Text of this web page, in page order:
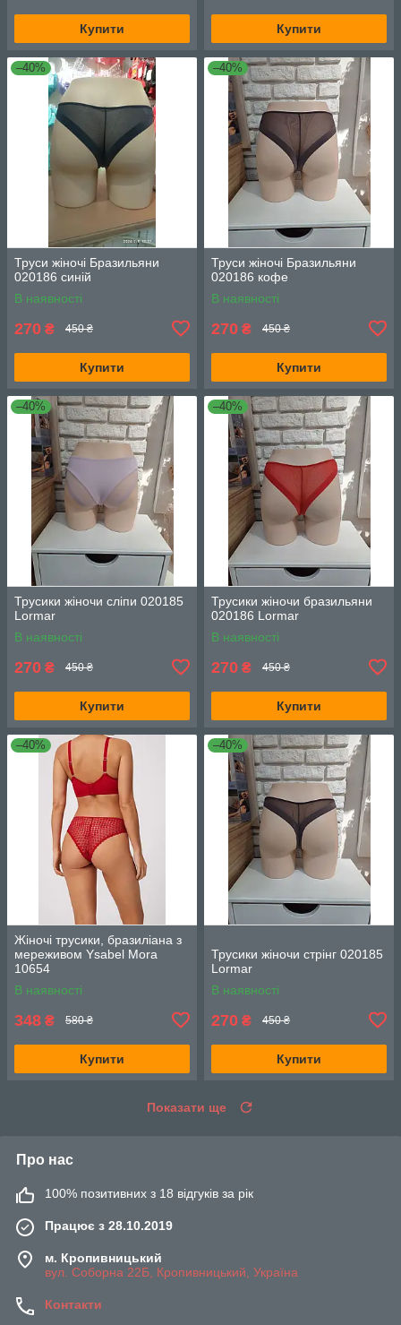
Купити Купити
–40%
Труси жіночі Бразильяни
020186 синій
В наявності
270 ₴ 450 ₴
Купити
–40%
Труси жіночі Бразильяни
020186 кофе
В наявності
270 ₴ 450 ₴
Купити
–40%
Трусики жіночи сліпи 020185
Lormar
В наявності
270 ₴ 450 ₴
Купити
–40%
Трусики жіночи бразильяни
020186 Lormar
В наявності
270 ₴ 450 ₴
Купити
–40%
Жіночі трусики, бразиліана з
мереживом Ysabel Mora
10654
В наявності
348 ₴ 580 ₴
Купити
–40%
Трусики жіночи стрінг 020185
Lormar
В наявності
270 ₴ 450 ₴
Купити
Показати ще
Про нас
100% позитивних з 18 відгуків за рік
Працює з 28.10.2019
м. Кропивницький
вул. Соборна 22Б, Кропивницький, Україна
Контакти